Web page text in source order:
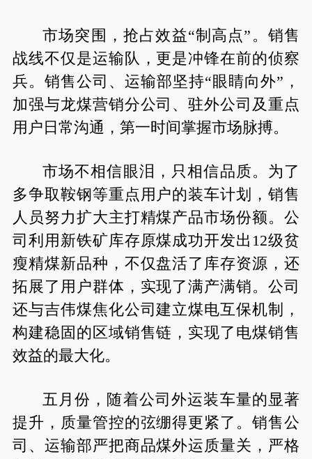
市场突围，抢占效益“制高点”。销售
战线不仅是运输队，更是冲锋在前的侦察
兵。销售公司、运输部坚持“眼睛向外”，
加强与龙煤营销分公司、驻外公司及重点
用户日常沟通，第一时间掌握市场脉搏。
市场不相信眼泪，只相信品质。为了
多争取鞍钢等重点用户的装车计划，销售
人员努力扩大主打精煤产品市场份额。公
司利用新铁矿库存原煤成功开发出12级贫
瘦精煤新品种，不仅盘活了库存资源，还
拓展了用户群体，实现了满产满销。公司
还与吉伟煤焦化公司建立煤电互保机制，
构建稳固的区域销售链，实现了电煤销售
效益的最大化。
五月份，随着公司外运装车量的显著
提升，质量管控的弦绷得更紧了。销售公
司、运输部严把商品煤外运质量关，严格